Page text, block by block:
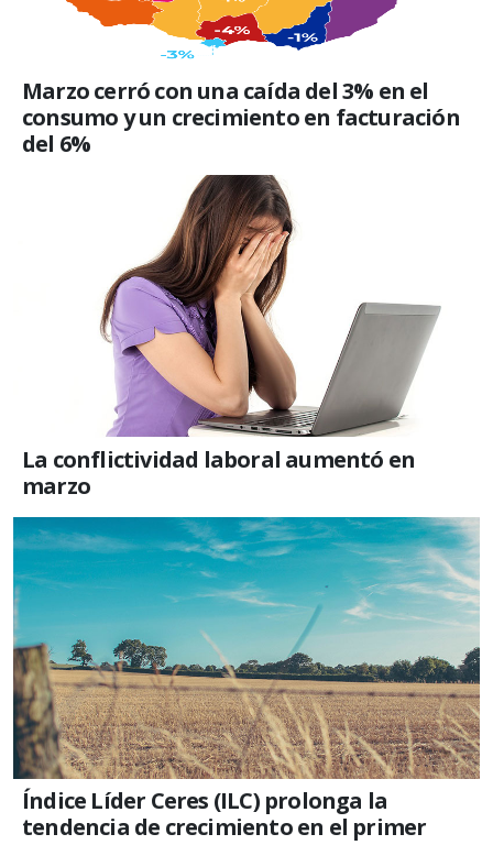
Marzo cerró con una caída del 3% en el
consumo y un crecimiento en facturación
del 6%
La conflictividad laboral aumentó en
marzo
Índice Líder Ceres (ILC) prolonga la
tendencia de crecimiento en el primer